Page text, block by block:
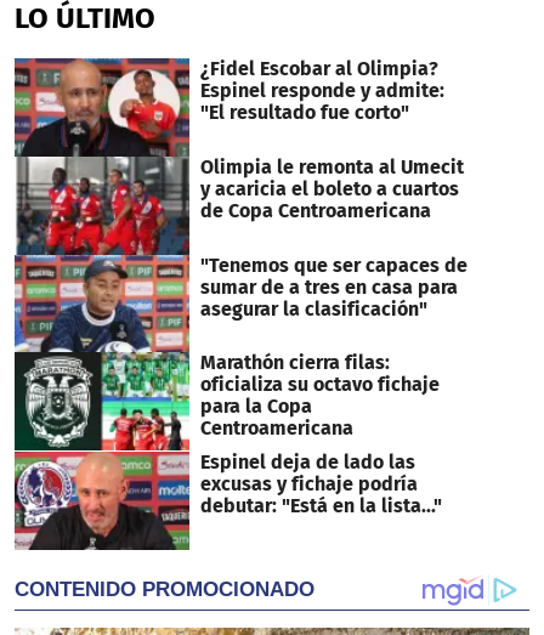
LO ÚLTIMO
¿Fidel Escobar al Olimpia?
Espinel responde y admite:
"El resultado fue corto"
Olimpia le remonta al Umecit
y acaricia el boleto a cuartos
de Copa Centroamericana
"Tenemos que ser capaces de
sumar de a tres en casa para
asegurar la clasificación"
Marathón cierra filas:
oficializa su octavo fichaje
para la Copa
Centroamericana
Espinel deja de lado las
excusas y fichaje podría
debutar: "Está en la lista..."